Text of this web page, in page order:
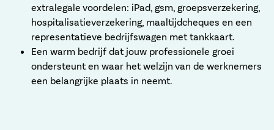
extralegale voordelen: iPad, gsm, groepsverzekering,
hospitalisatieverzekering, maaltijdcheques en een
representatieve bedrijfswagen met tankkaart.
Een warm bedrijf dat jouw professionele groei
ondersteunt en waar het welzijn van de werknemers
een belangrijke plaats in neemt.